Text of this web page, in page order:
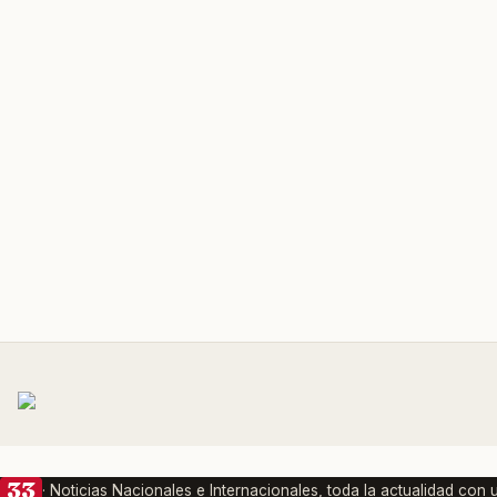
33 · Noticias Nacionales e Internacionales, toda la actualidad con